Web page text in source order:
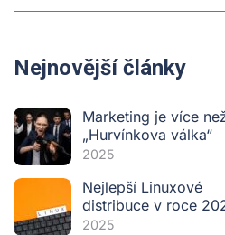
Nejnovější články
Marketing je více
„Hurvínkova válka“
2025
Nejlepší Linuxové
distribuce v roce
2025